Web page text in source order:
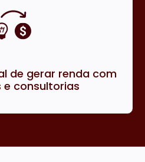
de gerar renda com
e consultorias